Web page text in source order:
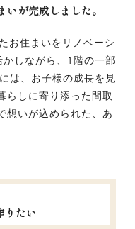
が完成しました。
お住まいをリノベーシ
しながら、1階の一部
は、お子様の成長を見
らしに寄り添った間取
想いが込められた、あ
りたい